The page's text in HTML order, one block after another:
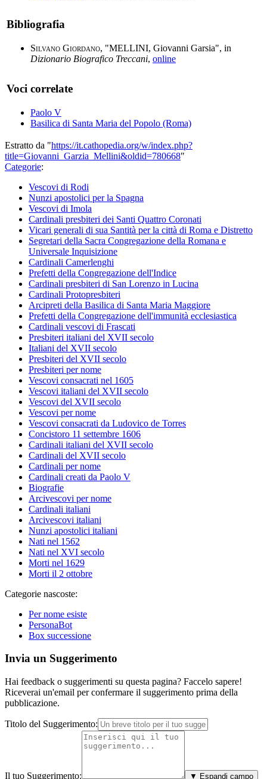
Bibliografia
Silvano Giordano, "MELLINI, Giovanni Garsia", in
Dizionario Biografico Treccani, online
Voci correlate
Paolo V
Basilica di Santa Maria del Popolo (Roma)
Estratto da "https://it.cathopedia.org/w/index.php?
title=Giovanni_Garzia_Mellini&oldid=780668"
Categorie:
Vescovi di Rodi
Nunzi apostolici per la Spagna
Vescovi di Imola
Cardinali presbiteri dei Santi Quattro Coronati
Vicari generali di sua Santità per la città di Roma e Distretto
Segretari della Sacra Congregazione della Romana e
Universale Inquisizione
Cardinali Camerlenghi
Prefetti della Congregazione dell'Indice
Cardinali presbiteri di San Lorenzo in Lucina
Cardinali Protopresbiteri
Arcipreti della Basilica di Santa Maria Maggiore
Prefetti della Congregazione dell'immunità ecclesiastica
Cardinali vescovi di Frascati
Presbiteri italiani del XVII secolo
Italiani del XVII secolo
Presbiteri del XVII secolo
Presbiteri per nome
Vescovi consacrati nel 1605
Vescovi italiani del XVII secolo
Vescovi del XVII secolo
Vescovi per nome
Vescovi consacrati da Ludovico de Torres
Concistoro 11 settembre 1606
Cardinali italiani del XVII secolo
Cardinali del XVII secolo
Cardinali per nome
Cardinali creati da Paolo V
Biografie
Arcivescovi per nome
Cardinali italiani
Arcivescovi italiani
Nunzi apostolici italiani
Nati nel 1562
Nati nel XVI secolo
Morti nel 1629
Morti il 2 ottobre
Categorie nascoste:
Per nome esiste
PersonaBot
Box successione
Invia un Suggerimento
Hai feedback o suggerimenti su questa pagina? Faccelo sapere!
Riceverai un'email per confermare il suggerimento prima della
pubblicazione.
Titolo del Suggerimento:
Il tuo Suggerimento: ▼ Espandi campo